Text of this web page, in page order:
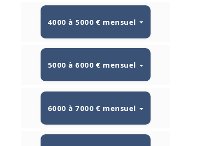
4000 à 5000 € mensuel
5000 à 6000 € mensuel
6000 à 7000 € mensuel